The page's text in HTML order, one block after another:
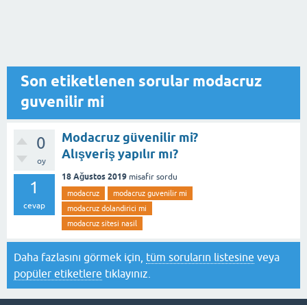
Son etiketlenen sorular modacruz
guvenilir mi
0
oy
1
cevap
Modacruz güvenilir mi?
Alışveriş yapılır mı?
18 Ağustos 2019 misafir sordu
modacruz
modacruz guvenilir mi
modacruz dolandirici mi
modacruz sitesi nasil
Daha fazlasını görmek için, tüm soruların listesine veya
popüler etiketlere tıklayınız.